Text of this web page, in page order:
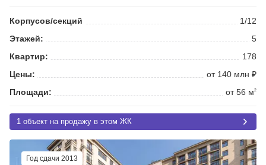
Корпусов/секций
1/12
Этажей:
5
Квартир:
178
Цены:
от 140 млн ₽
Площади:
от 56 м2
1 объект на продажу в этом ЖК
Год сдачи 2013